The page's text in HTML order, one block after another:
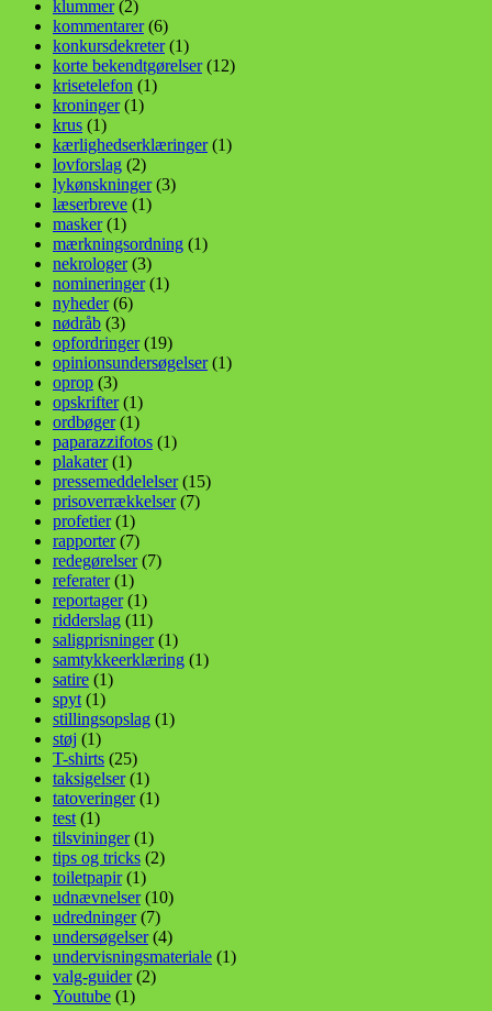
klummer(2)
kommentarer(6)
konkursdekreter(1)
korte bekendtgørelser(12)
krisetelefon (1)
kroninger(1)
krus (1)
kærlighedserklæringer(1)
lovforslag (2)
lykønskninger(3)
læserbreve (1)
masker(1)
mærkningsordning (1)
nekrologer(3)
nomineringer(1)
nyheder(6)
nødråb (3)
opfordringer(19)
opinionsundersøgelser(1)
oprop (3)
opskrifter(1)
ordbøger(1)
paparazzifotos (1)
plakater(1)
pressemeddelelser(15)
prisoverrækkelser(7)
profetier(1)
rapporter(7)
redegørelser(7)
referater(1)
reportager(1)
ridderslag (11)
saligprisninger(1)
samtykkeerklæring (1)
satire (1)
spyt (1)
stillingsopslag (1)
støj (1)
T-shirts (25)
taksigelser(1)
tatoveringer(1)
test (1)
tilsvininger(1)
tips og tricks (2)
toiletpapir(1)
udnævnelser(10)
udredninger(7)
undersøgelser(4)
undervisningsmateriale (1)
valg-guider(2)
Youtube (1)